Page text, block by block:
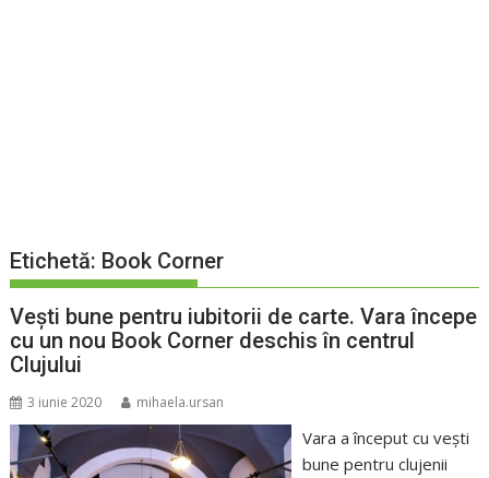
Etichetă: Book Corner
Veşti bune pentru iubitorii de carte. Vara începe
cu un nou Book Corner deschis în centrul
Clujului
3 iunie 2020 mihaela.ursan
Vara a început cu veşti
bune pentru clujenii